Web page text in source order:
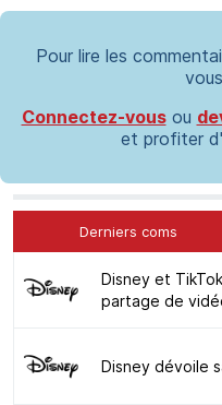
Pour lire les
Connectez-vousou
et profiter
Derniers coms
Disney et
partage de
Disney dévoile